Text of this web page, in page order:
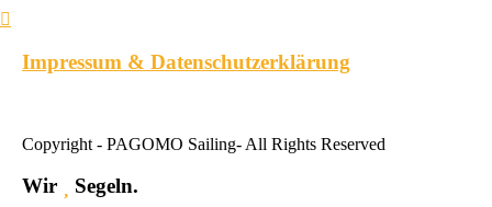
Impressum & Datenschutzerklärung
Copyright - PAGOMO Sailing- All Rights Reserved
Wir Segeln.